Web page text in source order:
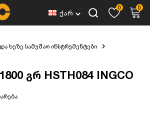
ქარ
0 0
ხეზე სამუშაო ინსტრუმენტები
გრ HSTH084 INGCO